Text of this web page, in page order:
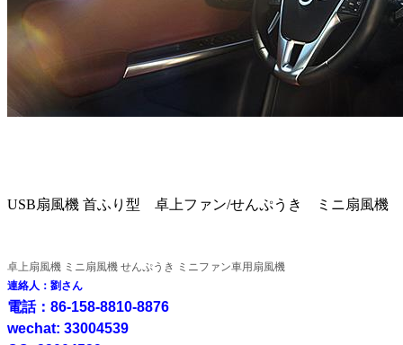
USB扇風機 首ふり型 卓上ファン/せんぷうき ミニ扇風機
卓上扇風機 ミニ扇風機 せんぷうき ミニファン車用扇風機
連絡人：劉さん
電話：86-158-8810-8876
wechat: 33004539